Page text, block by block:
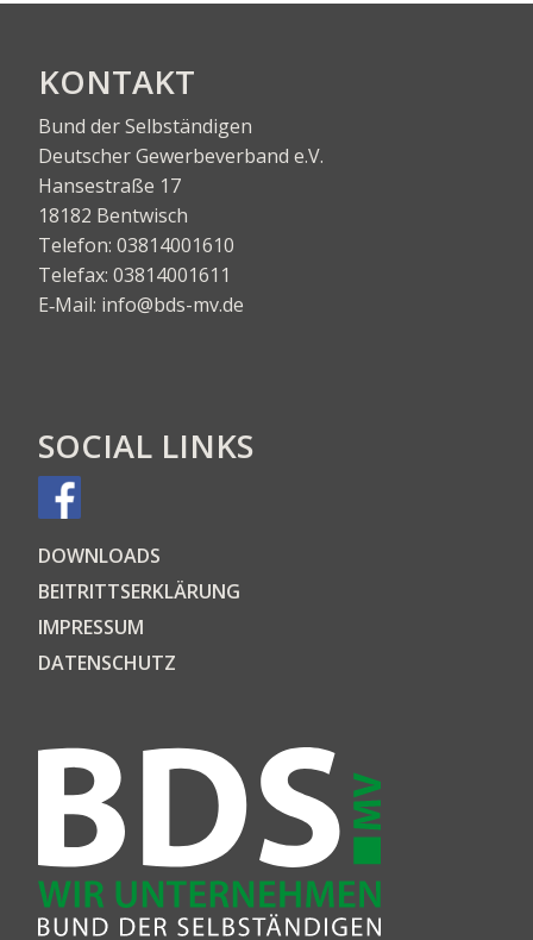
KON­TAKT
Bund der Selbständigen
Deut­scher Gewer­be­ver­band e.V.
Han­se­stra­ße 17
18182 Bentwisch
Tele­fon: 03814001610
Tele­fax: 03814001611
E‑Mail: info@bds-mv.de
SOCIAL LINKS
DOWN­LOADS
BEI­TRITTS­ER­KLÄ­RUNG
IMPRES­SUM
DATEN­SCHUTZ